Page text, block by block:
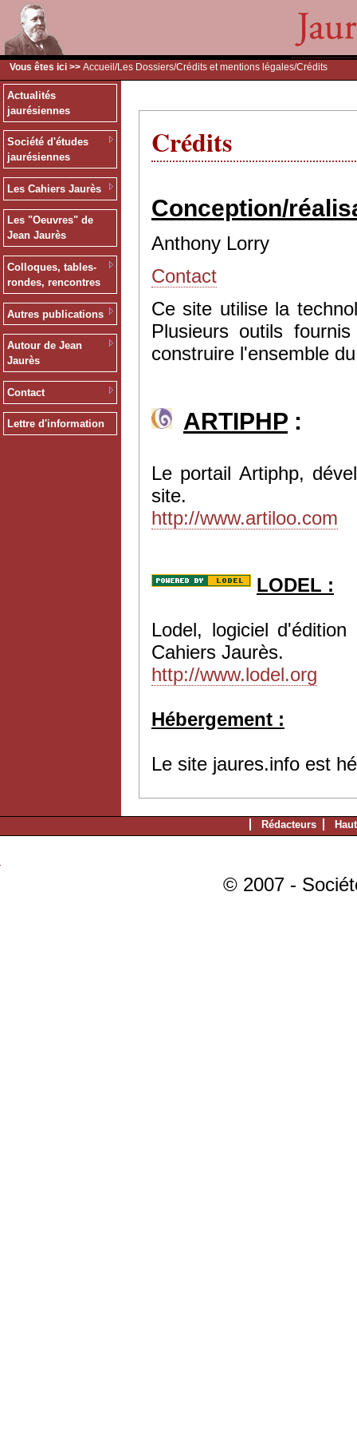
Vous êtes ici >> Accueil /Les Dossiers/Crédits et mentions légales/Crédits
Actualités
jaurésiennes
Société d'études
jaurésiennes
Les Cahiers Jaurès
Les "Oeuvres" de
Jean Jaurès
Colloques, tables-
rondes, rencontres
Autres publications
Autour de Jean
Jaurès
Contact
Lettre d'information
Crédits
Conception/
Anthony Lorry
Contact
Ce site utilise la
Plusieurs outils
construire l'ensemble
ARTIPHP :
Le portail Artiphp,
site.
http://www.artiloo.com
LODEL :
Lodel, logiciel
Cahiers Jaurès.
http://www.lodel.org
Hébergement :
Le site jaures.info est
Rédacteurs
© 2007 -